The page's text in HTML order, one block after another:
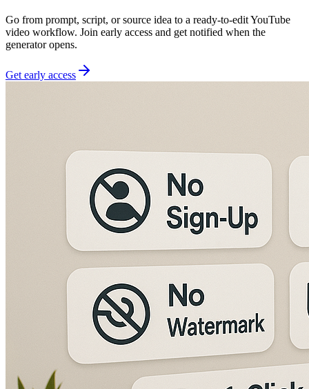
Go from prompt, script, or source idea to a ready-to-edit YouTube
video workflow. Join early access and get notified when the
generator opens.
Get early access